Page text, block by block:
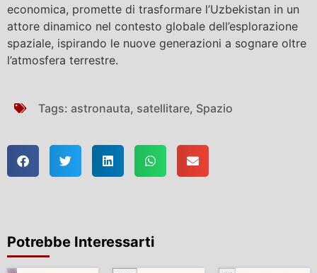
economica, promette di trasformare l’Uzbekistan in un
attore dinamico nel contesto globale dell’esplorazione
spaziale, ispirando le nuove generazioni a sognare oltre
l’atmosfera terrestre.
Tags: astronauta, satellitare, Spazio
Potrebbe Interessarti